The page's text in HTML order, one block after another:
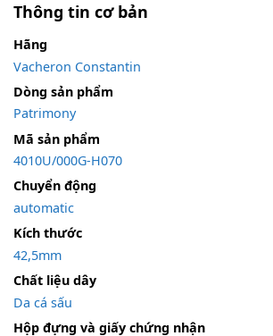
Thông tin cơ bản
Hãng
Vacheron Constantin
Dòng sản phẩm
Patrimony
Mã sản phẩm
4010U/000G-H070
Chuyển động
automatic
Kích thước
42,5mm
Chất liệu dây
Da cá sấu
Hộp đựng và giấy chứng nhận